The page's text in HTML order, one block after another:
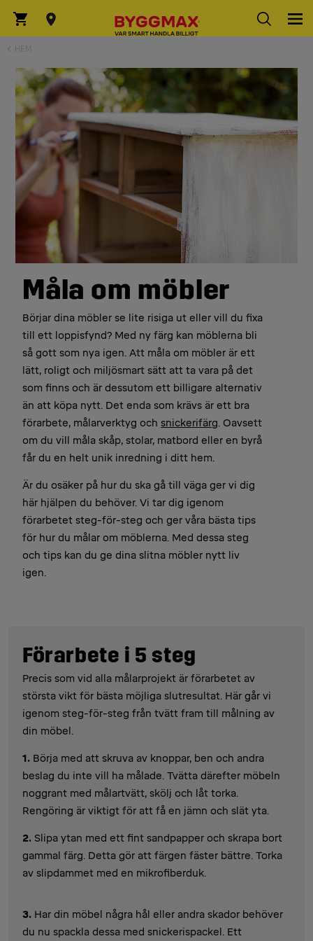
Måla om möbler
Börjar dina möbler se lite risiga ut eller vill du fixa
till ett loppisfynd? Med ny färg kan möblerna bli
så gott som nya igen. Att måla om möbler är ett
lätt, roligt och miljösmart sätt att ta vara på det
som finns och är dessutom ett billigare alternativ
än att köpa nytt. Det enda som krävs är ett bra
förarbete, målarverktyg och snickerifärg. Oavsett
om du vill måla skåp, stolar, matbord eller en byrå
får du en helt unik inredning i ditt hem.
Är du osäker på hur du ska gå till väga ger vi dig
här hjälpen du behöver. Vi tar dig igenom
förarbetet steg-för-steg och ger våra bästa tips
för hur du målar om möblerna. Med dessa steg
och tips kan du ge dina slitna möbler nytt liv
igen.
Förarbete i 5 steg
Precis som vid alla målarprojekt är förarbetet av
största vikt för bästa möjliga slutresultat. Här går vi
igenom steg-för-steg från tvätt fram till målning av
din möbel.
1. Börja med att skruva av knoppar, ben och andra
beslag du inte vill ha målade. Tvätta därefter möbeln
noggrant med målartvätt, skölj och låt torka.
Rengöring är viktigt för att få en jämn och slät yta.
2. Slipa ytan med ett fint sandpapper och skrapa bort
gammal färg. Detta gör att färgen fäster bättre. Torka
av slipdammet med en mikrofiberduk.
3. Har din möbel några hål eller andra skador behöver
du nu spackla dessa med snickerispackel. Ett